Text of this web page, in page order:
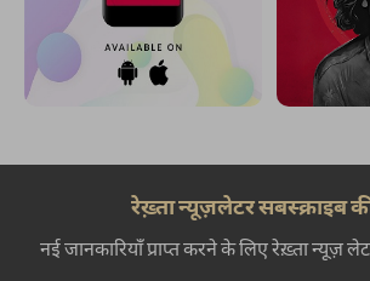
रेख़्ता न्यूज़लेटर सबस्क्राइब
नई जानकारियाँ प्राप्त करने के लिए रेख़्ता न्यूज़